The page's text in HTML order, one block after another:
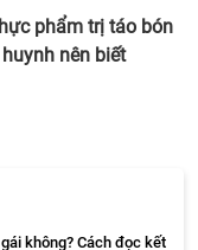
phẩm trị táo bón
nên biết
không? Cách đọc kết